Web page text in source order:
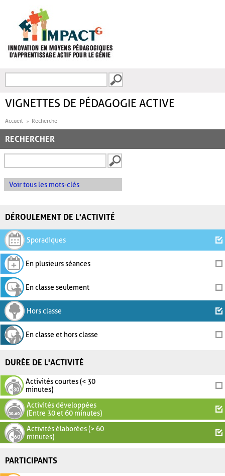
FORMULAIRE DE
VIGNETTES DE PÉDAGOGIE ACTIVE
Accueil Recherche
RECHERCHER
Voir tous les mots-clés
DÉROULEMENT DE L'ACTIVITÉ
Sporadiques
En plusieurs séances
En classe seulement
Hors classe
En classe et hors classe
DURÉE DE L'ACTIVITÉ
Activités courtes (< 30
minutes)
Activités développées
(Entre 30 et 60 minutes)
Activités élaborées (> 60
minutes)
PARTICIPANTS